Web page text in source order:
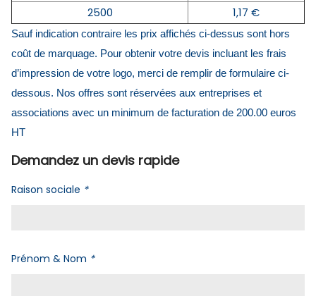
2500 1,17 €
Sauf indication contraire les prix affichés ci-dessus sont hors
coût de marquage. Pour obtenir votre devis incluant les frais
d’impression de votre logo, merci de remplir de formulaire ci-
dessous. Nos offres sont réservées aux entreprises et
associations avec un minimum de facturation de 200.00 euros
HT
Demandez un devis rapide
Raison sociale *
Prénom & Nom *